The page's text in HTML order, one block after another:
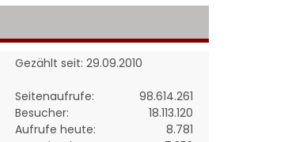
Gezählt seit: 29.09.2010
Seitenaufrufe:
98.614.261
Besucher:
18.113.120
Aufrufe heute:
8.781